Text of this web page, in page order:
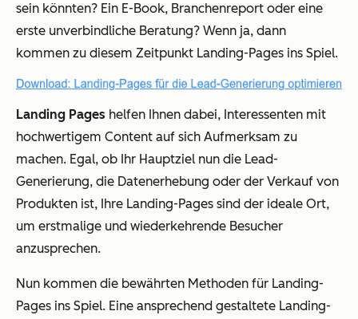
sein könnten? Ein E-Book, Branchenreport oder eine
erste unverbindliche Beratung? Wenn ja, dann
kommen zu diesem Zeitpunkt Landing-Pages ins Spiel.
Landing Pages helfen Ihnen dabei, Interessenten mit
hochwertigem Content auf sich Aufmerksam zu
machen. Egal, ob Ihr Hauptziel nun die Lead-
Generierung, die Datenerhebung oder der Verkauf von
Produkten ist, Ihre Landing-Pages sind der ideale Ort,
um erstmalige und wiederkehrende Besucher
anzusprechen.
Nun kommen die bewährten Methoden für Landing-
Pages ins Spiel. Eine ansprechend gestaltete Landing-